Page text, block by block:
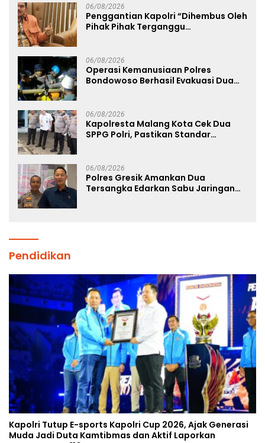
06/08/2026
Penggantian Kapolri “Dihembus Oleh
Pihak Pihak Terganggu
06/08/2026
Operasi Kemanusiaan Polres
Bondowoso Berhasil Evakuasi Dua
06/08/2026
Kapolresta Malang Kota Cek Dua
SPPG Polri, Pastikan Standar
06/08/2026
Polres Gresik Amankan Dua
Tersangka Edarkan Sabu Jaringan
Pendidikan
Kapolri Tutup E-sports Kapolri Cup 2026, Ajak Generasi
Muda Jadi Duta Kamtibmas dan Aktif Laporkan